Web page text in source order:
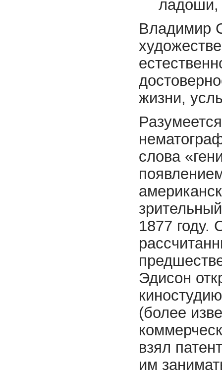
ладоши,
Владимир
жизни,
слова
1877 году.
Эдисон
(более
взял
им